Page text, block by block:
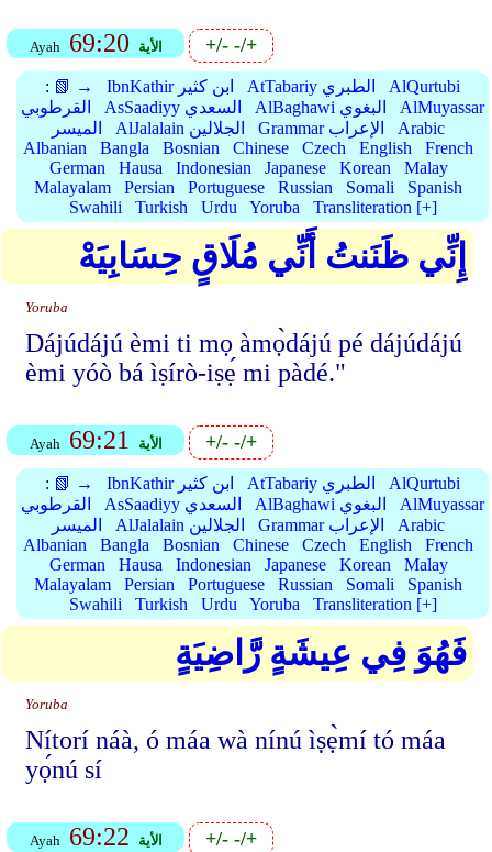
Ayah 69:20 الأية +/--/+
: 📗 → IbnKathir ابن كثير AtTabariy الطبري
AlQurtubi
القرطوبي
AsSaadiyy السعدي AlBaghawi البغوي
AlMuyassar
الميسر
AlJalalain الجلالين Grammar الإعراب
Arabic
Albanian
Bangla Bosnian Chinese Czech English
French
German
Hausa Indonesian Japanese Korean
Malay
Malayalam
Persian Portuguese Russian Somali
Spanish
Swahili
Turkish Urdu Yoruba Transliteration [+]
إِنِّي ظَنَنتُ أَنِّي مُلَاقٍ حِسَابِيَهْ
Yoruba
Dájúdájú èmi ti mọ àmọ̀dájú pé dájúdájú
èmi yóò bá ìṣírò-iṣẹ́ mi pàdé."
Ayah 69:21 الأية +/--/+
: 📗 → IbnKathir ابن كثير AtTabariy الطبري
AlQurtubi
القرطوبي
AsSaadiyy السعدي AlBaghawi البغوي
AlMuyassar
الميسر
AlJalalain الجلالين Grammar الإعراب
Arabic
Albanian
Bangla Bosnian Chinese Czech English
French
German
Hausa Indonesian Japanese Korean
Malay
Malayalam
Persian Portuguese Russian Somali
Spanish
Swahili
Turkish Urdu Yoruba Transliteration [+]
فَهُوَ فِي عِيشَةٍ رَّاضِيَةٍ
Yoruba
Nítorí náà, ó máa wà nínú ìṣẹ̀mí tó máa
yọ́nú sí
Ayah 69:22 الأية +/--/+